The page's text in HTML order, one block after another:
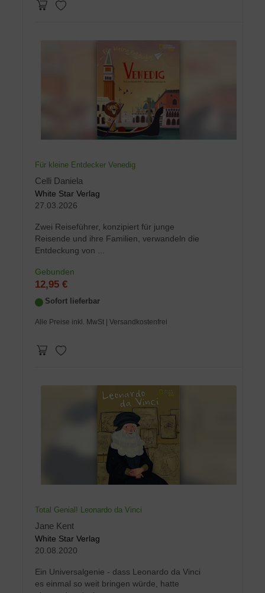
Für kleine Entdecker Venedig
Celli Daniela
White Star Verlag
27.03.2026
Zwei Reiseführer, konzipiert für junge
Reisende und ihre Familien, verwandeln die
Entdeckung von ...
Gebunden
12,95 €
Sofort lieferbar
Alle Preise inkl. MwSt | Versandkostenfrei
Total Genial! Leonardo da Vinci
Jane Kent
White Star Verlag
20.08.2020
Ein Universalgenie - dass Leonardo da Vinci
es einmal so weit bringen würde, hatte